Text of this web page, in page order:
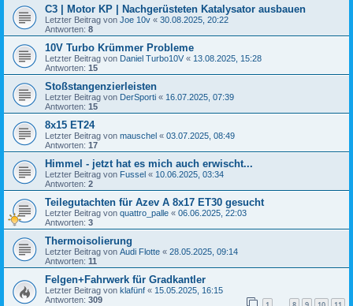
C3 | Motor KP | Nachgerüsteten Katalysator ausbauen
Letzter Beitrag von Joe 10v « 30.08.2025, 20:22
Antworten: 8
10V Turbo Krümmer Probleme
Letzter Beitrag von Daniel Turbo10V « 13.08.2025, 15:28
Antworten: 15
Stoßstangenzierleisten
Letzter Beitrag von DerSporti « 16.07.2025, 07:39
Antworten: 15
8x15 ET24
Letzter Beitrag von mauschel « 03.07.2025, 08:49
Antworten: 17
Himmel - jetzt hat es mich auch erwischt...
Letzter Beitrag von Fussel « 10.06.2025, 03:34
Antworten: 2
Teilegutachten für Azev A 8x17 ET30 gesucht
Letzter Beitrag von quattro_palle « 06.06.2025, 22:03
Antworten: 3
Thermoisolierung
Letzter Beitrag von Audi Flotte « 28.05.2025, 09:14
Antworten: 11
Felgen+Fahrwerk für Gradkantler
Letzter Beitrag von klafünf « 15.05.2025, 16:15
Antworten: 309